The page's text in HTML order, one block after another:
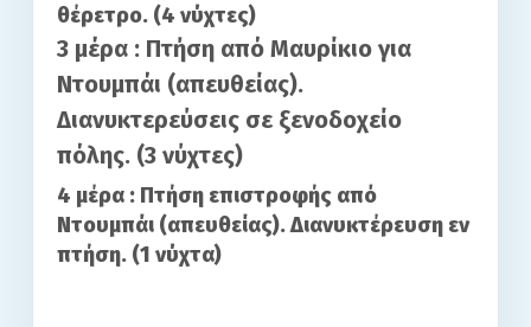
θέρετρο. (4 νύχτες)
3 μέρα : Πτήση από Μαυρίκιο για
Ντουμπάι (απευθείας).
Διανυκτερεύσεις σε ξενοδοχείο
πόλης. (3 νύχτες)
4 μέρα : Πτήση επιστροφής από
Ντουμπάι (απευθείας). Διανυκτέρευση εν
πτήση. (1 νύχτα)